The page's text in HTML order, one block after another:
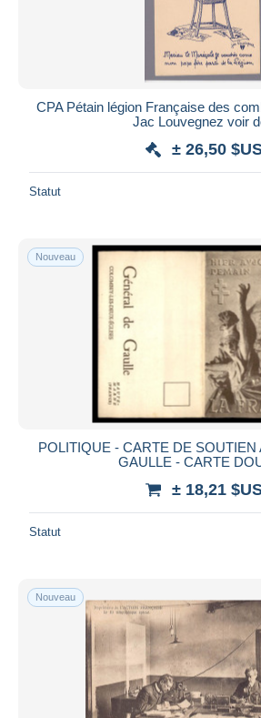
CPA Pétain légion Française des
Jac Louvegnez voir
± 26,50
Statut
Nouveau
POLITIQUE - CARTE DE SOUTIEN
GAULLE - CARTE
± 18,21
Statut
Nouveau